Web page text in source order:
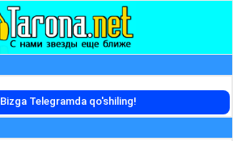
Bizga Telegramda qo'shiling!